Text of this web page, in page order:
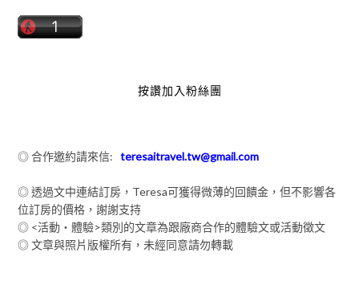
按讚加入粉絲團
◎ 合作邀約請來信:teresaitravel.tw@gmail.com
◎ 透過文中連結訂房，Teresa可獲得微薄的回饋金，但不影響各
位訂房的價格，謝謝支持
◎ <活動‧體驗>類別的文章為跟廠商合作的體驗文或活動徵文
◎ 文章與照片版權所有，未經同意請勿轉載